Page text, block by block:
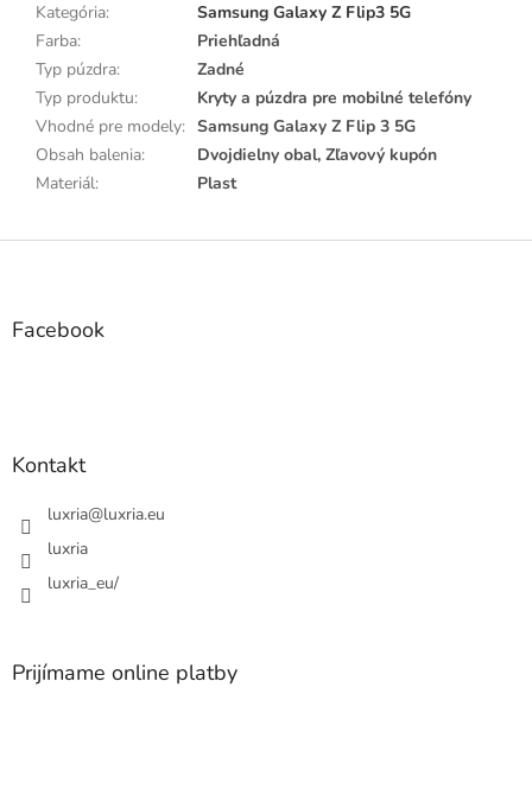
Kategória:
Samsung Galaxy Z Flip3 5G
Farba:
Priehľadná
Typ púzdra:
Zadné
Typ produktu:
Kryty a púzdra pre mobilné telefóny
Vhodné pre modely: Samsung Galaxy Z Flip 3 5G
Obsah balenia:
Dvojdielny obal, Zľavový kupón
Materiál: Plast
Z
Facebook
Kontakt
luxria@luxria.eu
luxria
luxria_eu/
Prijímame online platby